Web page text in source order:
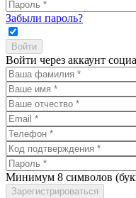
Забыли пароль?
Войти через аккаунт
Минимум 8 символов